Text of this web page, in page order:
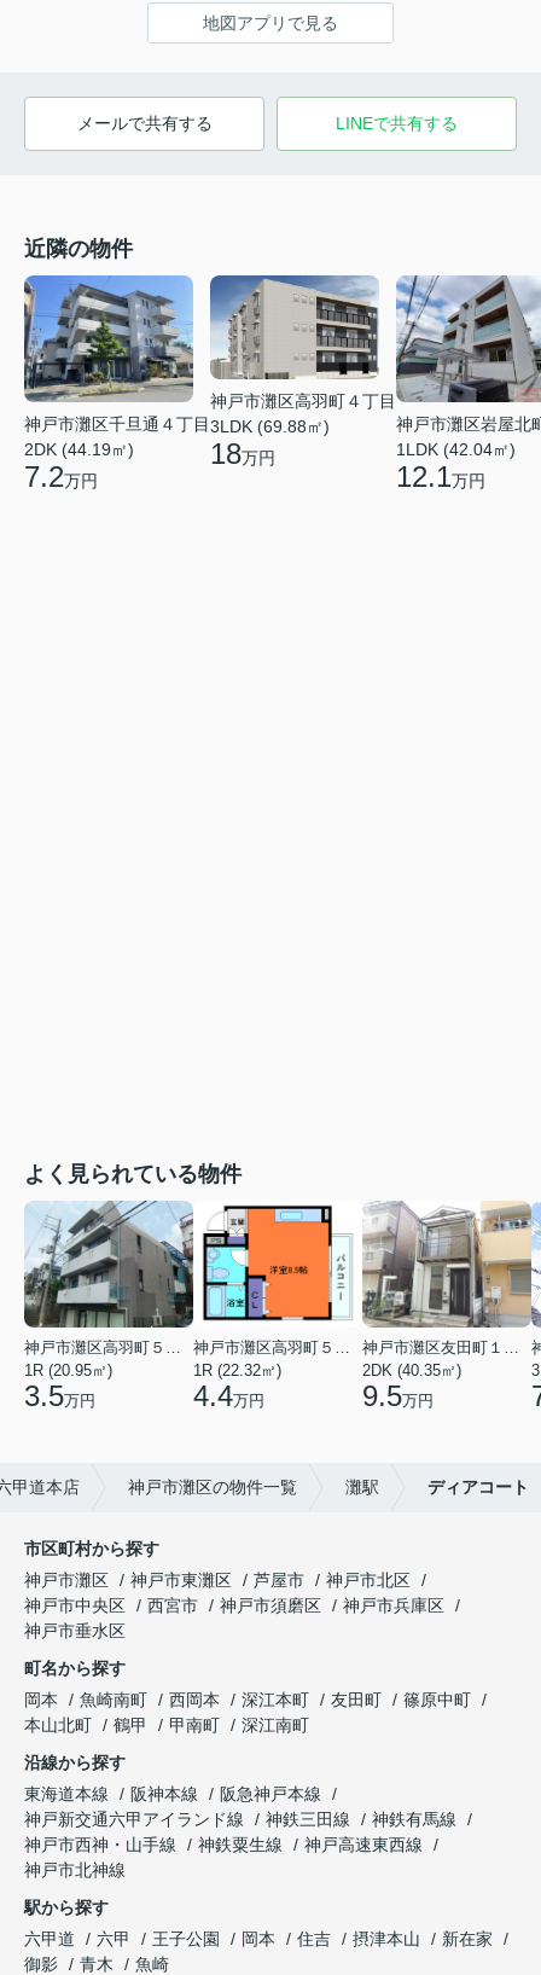
地図アプリで見る
メールで共有する LINEで共有する
近隣の物件
神戸市灘区千旦通４丁目
2DK (44.19㎡)
7.2万円
神戸市灘区高羽町４丁目
3LDK (69.88㎡)
18万円
神戸市灘区岩屋北
1LDK (42.04㎡)
12.1万円
よく見られている物件
1R (20.95㎡)
3.5万円
1R (22.32㎡)
4.4万円
2DK (40.35㎡)
9.5万円
甲道本店 神戸市灘区の物件一覧 灘駅 ディアコート
市区町村から探す
神戸市灘区
神戸市東灘区 芦屋市
神戸市北区
神戸市中央区
西宮市 神戸市須磨区
神戸市兵庫区
神戸市垂水区
町名から探す
岡本
魚崎南町 西岡本 深江本町 友田町
篠原中町
本山北町
鶴甲 甲南町
深江南町
沿線から探す
東海道本線
阪神本線
阪急神戸本線
神戸新交通六甲アイランド線
神鉄三田線
神鉄有馬線
神戸市西神・山手線
神鉄粟生線
神戸高速東西線
神戸市北神線
駅から探す
六甲道
六甲 王子公園 岡本 住吉 摂津本山
新在家
御影
青木 魚崎